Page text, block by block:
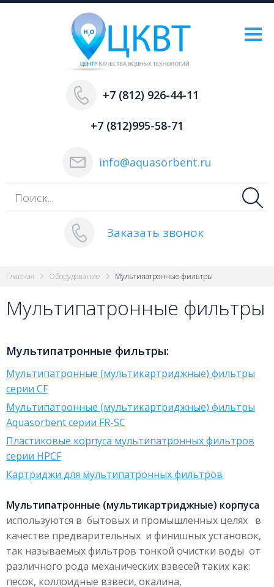
+7 (812) 926-44-11
+7 (812)995-58-71
info@aquasorbent.ru
Заказать звонок
Главная Оборудование Мультипатронные фильтры
Мультипатронные фильтры
Мультипатронные фильтры:
Мультипатронные (мультикартриджные) фильтры
серии CF
Мультипатронные (мультикартриджные) фильтры
Aquasorbent серии FR-SC
Пластиковые корпуса мультипатронных фильтров
серии HPCF
Картриджи для мультипатронных фильтров
Мультипатронные (мультикартриджные) корпуса
используются в бытовых и промышленных целях в
качестве предварительных и финишных установок,
так называемых фильтров тонкой очистки воды от
различного рода механических взвесей таких как:
песок, коллоидные взвеси, окалина,